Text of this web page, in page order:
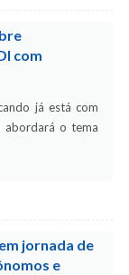
com
já está com
abordará o tema
jornada de
e